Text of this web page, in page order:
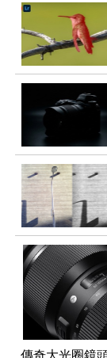
傳奇大光圈鏡